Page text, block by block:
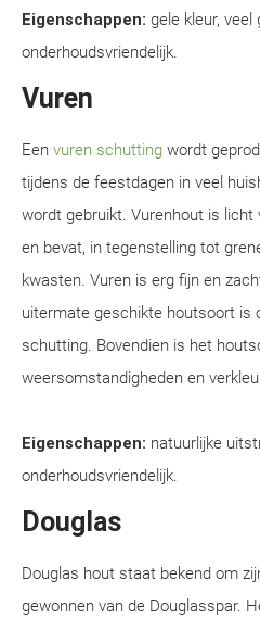
Eigenschappen: gele kleur, veel
onderhoudsvriendelijk.
Vuren
Een vuren schutting wordt
tijdens de feestdagen in veel
wordt gebruikt. Vurenhout is licht
en bevat, in tegenstelling tot
kwasten. Vuren is erg fijn en
uitermate geschikte houtsoort is
schutting. Bovendien is het
weersomstandigheden en
Eigenschappen: natuurlijke
onderhoudsvriendelijk.
Douglas
Douglas hout staat bekend om
gewonnen van de Douglasspar.